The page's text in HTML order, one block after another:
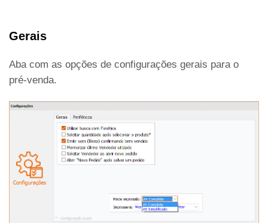
Gerais
Aba com as opções de configurações gerais para o
pré-venda.